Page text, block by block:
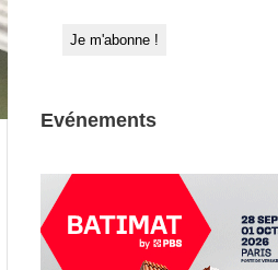
Evénements